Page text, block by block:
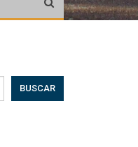
BUSCAR